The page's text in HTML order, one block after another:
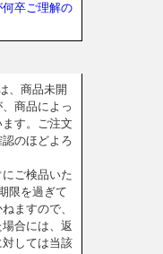
卒ご理解の
、商品未開
商品によっ
す。ご注文
のほどよろ
ご検品いた
限を過ぎて
ますので、
合には、返
しては当該